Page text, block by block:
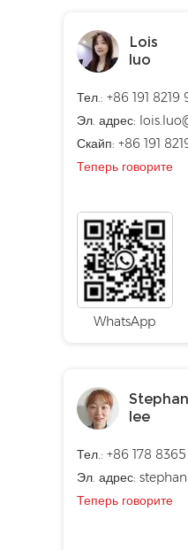
Lois
luo
Тел.: +86 191 8219
Эл. адрес:
Скайп: +86 191
Теперь говорите
WhatsApp
lee
Тел.: +86 178
Эл. адрес:
Теперь говорите